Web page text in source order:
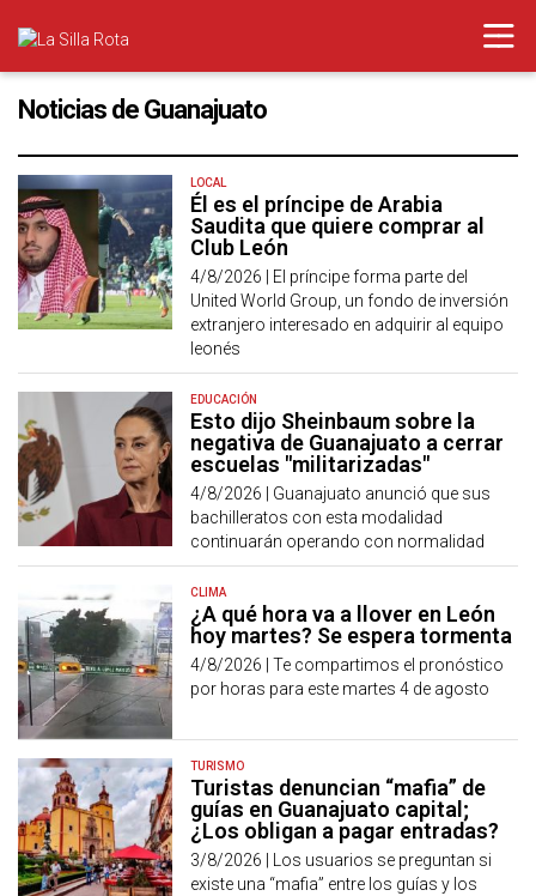
Noticias de Guanajuato
LOCAL
Él es el príncipe de Arabia
Saudita que quiere comprar al
Club León
4/8/2026 | El príncipe forma parte del
United World Group, un fondo de inversión
extranjero interesado en adquirir al equipo
leonés
EDUCACIÓN
Esto dijo Sheinbaum sobre la
negativa de Guanajuato a cerrar
escuelas "militarizadas"
4/8/2026 | Guanajuato anunció que sus
bachilleratos con esta modalidad
continuarán operando con normalidad
CLIMA
¿A qué hora va a llover en León
hoy martes? Se espera tormenta
4/8/2026 |Te compartimos el pronóstico
por horas para este martes 4 de agosto
TURISMO
Turistas denuncian “mafia” de
guías en Guanajuato capital;
¿Los obligan a pagar entradas?
3/8/2026 | Los usuarios se preguntan si
existe una “mafia” entre los guías y los